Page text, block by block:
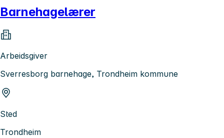
Barnehagelærer
Arbeidsgiver
Sverresborg barnehage, Trondheim kommune
Sted
Trondheim